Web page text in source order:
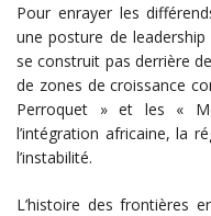
Pour enrayer les
une posture de
se construit pas derrière
de zones de croissance
Perroquet » et les «
l’intégration africaine, la
l’instabilité.
L’histoire des frontières